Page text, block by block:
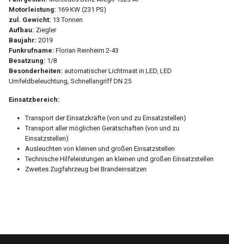
Motorleistung: 169 KW (231 PS)
zul. Gewicht: 13 Tonnen
Aufbau: Ziegler
Baujahr: 2019
Funkrufname: Florian Reinheim 2-43
Besatzung: 1/8
Besonderheiten: automatischer Lichtmast in LED, LED
Umfeldbeleuchtung, Schnellangriff DN 25
Einsatzbereich:
Transport der Einsatzkräfte (von und zu Einsatzstellen)
Transport aller möglichen Gerätschaften (von und zu
Einsatzstellen)
Ausleuchten von kleinen und großen Einsatzstellen
Technische Hilfeleistungen an kleinen und großen Einsatzstellen
Zweites Zugfahrzeug bei Brandeinsätzen